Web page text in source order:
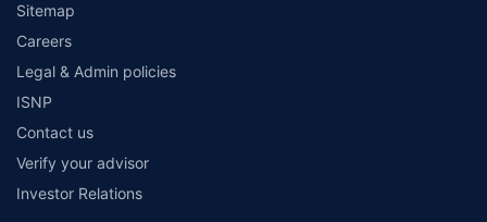
Sitemap
Careers
Legal & Admin policies
ISNP
Contact us
Verify your advisor
Investor Relations